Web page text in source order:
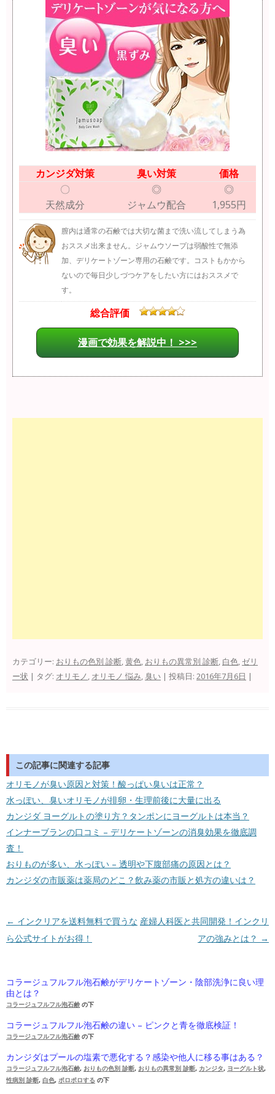
カンジダ対策 臭い対策
価格
〇
天然成分
◎
ジャムウ配合
◎
1,955円
膣内は通常の石鹸では大切な菌まで洗い流してしまう為
おススメ出来ません。ジャムウソープは弱酸性で無添
加、デリケートゾーン専用の石鹸です。コストもかから
ないので毎日少しづつケアをしたい方にはおススメで
す。
総合評価
漫画で効果を解説中！ >>>
カテゴリー: おりもの色別 診断,黄色, おりもの異常別 診断, 白色, ゼリ
ー状 | タグ: オリモノ, オリモノ 悩み,臭い | 投稿日: 2016年7月6日 |
この記事に関連する記事
オリモノが臭い原因と対策！酸っぱい臭いは正常？
水っぽい、臭いオリモノが排卵・生理前後に大量に出る
カンジダ ヨーグルトの塗り方？タンポンにヨーグルトは本当？
インナーブランの口コミ – デリケートゾーンの消臭効果を徹底調
査！
おりものが多い、水っぽい – 透明や下腹部痛の原因とは？
カンジダの市販薬は薬局のどこ？飲み薬の市販と処方の違いは？
投稿ナビゲーション
← インクリアを送料無料で買うな
ら公式サイトがお得！
産婦人科医と共同開発！インクリ
アの強みとは？ →
コラージュフルフル泡石鹸がデリケートゾーン・陰部洗浄に良い理
由とは？
コラージュフルフル泡石鹸 の下
コラージュフルフル泡石鹸の違い – ピンクと青を徹底検証！
コラージュフルフル泡石鹸 の下
カンジダはプールの塩素で悪化する？感染や他人に移る事はある？
コラージュフルフル泡石鹸, おりもの色別 診断, おりもの異常別 診断, カンジタ, ヨーグルト状,
性病別 診断, 白色, ポロポロする の下